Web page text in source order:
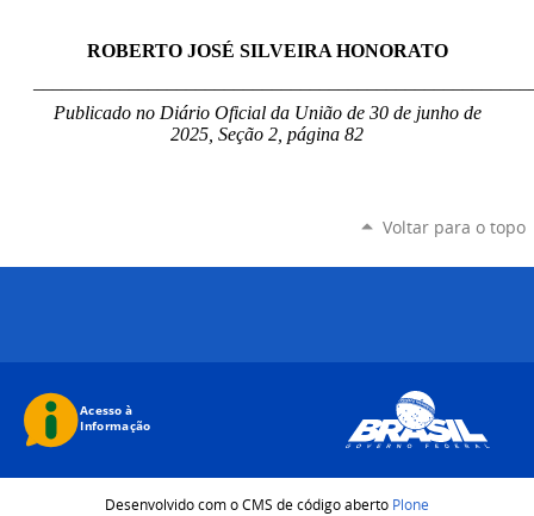
ROBERTO JOSÉ SILVEIRA HONORATO
Publicado no Diário Oficial da União de 30 de junhode
2025, Seção 2, página 82
Voltar para o topo
Desenvolvido com o CMS de código aberto Plone